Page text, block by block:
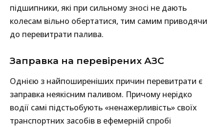
підшипники, які при сильному зносі не дають
колесам вільно обертатися, тим самим приводячи
до перевитрати палива.
Заправка на перевірених АЗС
Однією з найпоширеніших причин перевитрати є
заправка неякісним паливом. Причому нерідко
водії самі підстьобують «ненажерливість» своїх
транспортних засобів в ефемерній спробі